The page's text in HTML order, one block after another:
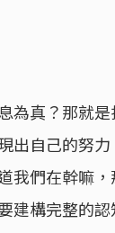
為真？那就
出自己的努
我們在幹嘛
建構完整的